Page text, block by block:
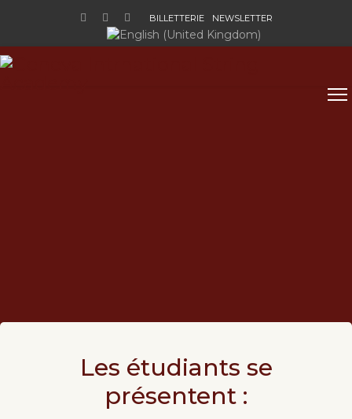
BILLETTERIE NEWSLETTER
Sélectionnez votre langue
Les étudiants se
présentent :